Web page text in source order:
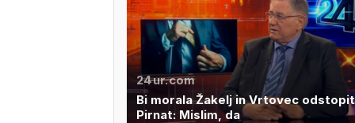
24ur.com
Bi morala Žakelj in Vrtovec
Pirnat: Mislim, da